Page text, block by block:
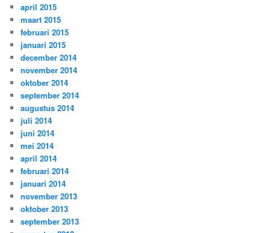
april 2015
maart 2015
februari 2015
januari 2015
december 2014
november 2014
oktober 2014
september 2014
augustus 2014
juli 2014
juni 2014
mei 2014
april 2014
februari 2014
januari 2014
november 2013
oktober 2013
september 2013